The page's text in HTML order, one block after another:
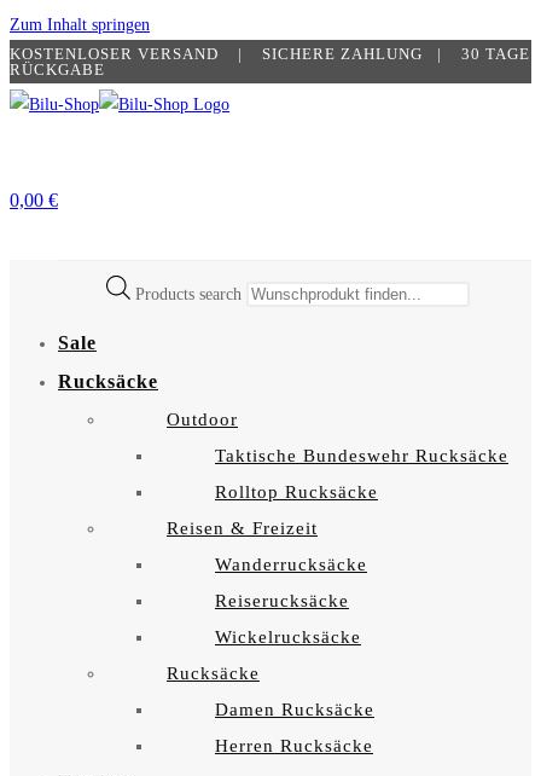
Zum Inhalt springen
KOSTENLOSER VERSAND | SICHERE ZAHLUNG​ | 30 TAGE
RÜCKGABE
0,00 €
Products search
Sale
Rucksäcke
Outdoor
Taktische Bundeswehr Rucksäcke
Rolltop Rucksäcke
Reisen & Freizeit
Wanderrucksäcke
Reiserucksäcke
Wickelrucksäcke
Rucksäcke
Damen Rucksäcke
Herren Rucksäcke